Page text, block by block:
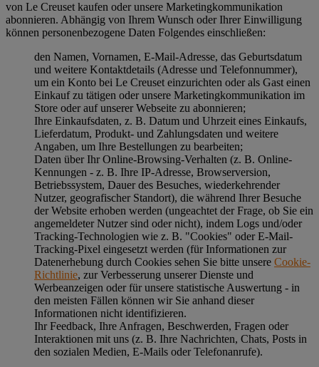
von Le Creuset kaufen oder unsere Marketingkommunikation
abonnieren. Abhängig von Ihrem Wunsch oder Ihrer Einwilligung
können personenbezogene Daten Folgendes einschließen:
den Namen, Vornamen, E-Mail-Adresse, das Geburtsdatum
und weitere Kontaktdetails (Adresse und Telefonnummer),
um ein Konto bei Le Creuset einzurichten oder als Gast einen
Einkauf zu tätigen oder unsere Marketingkommunikation im
Store oder auf unserer Webseite zu abonnieren;
Ihre Einkaufsdaten, z. B. Datum und Uhrzeit eines Einkaufs,
Lieferdatum, Produkt- und Zahlungsdaten und weitere
Angaben, um Ihre Bestellungen zu bearbeiten;
Daten über Ihr Online-Browsing-Verhalten (z. B. Online-
Kennungen - z. B. Ihre IP-Adresse, Browserversion,
Betriebssystem, Dauer des Besuches, wiederkehrender
Nutzer, geografischer Standort), die während Ihrer Besuche
der Website erhoben werden (ungeachtet der Frage, ob Sie ein
angemeldeter Nutzer sind oder nicht), indem Logs und/oder
Tracking-Technologien wie z. B. "Cookies" oder E-Mail-
Tracking-Pixel eingesetzt werden (für Informationen zur
Datenerhebung durch Cookies sehen Sie bitte unsere Cookie-
Richtlinie, zur Verbesserung unserer Dienste und
Werbeanzeigen oder für unsere statistische Auswertung - in
den meisten Fällen können wir Sie anhand dieser
Informationen nicht identifizieren.
Ihr Feedback, Ihre Anfragen, Beschwerden, Fragen oder
Interaktionen mit uns (z. B. Ihre Nachrichten, Chats, Posts in
den sozialen Medien, E-Mails oder Telefonanrufe).